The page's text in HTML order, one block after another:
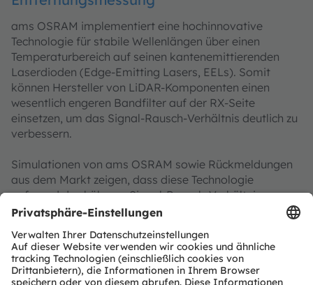
ams OSRAM implementiert eine hochinnovative
Technologie für stabile Wellenlängen über einen
Temperaturbereich auf seinen kantenemittierenden
Laserdioden (Edge-Emitting Lasers, EELs). Somit
können Hersteller von LiDAR-Komponenten einen
wesentlich engeren Bandfilter auf der RX-Seite
einsetzen, um das Signal-Rausch-Verhältnis deutlich zu
verbessern.
Simulationen von ams OSRAM sowie Rückmeldungen
aus dem Markt zeigen, dass diese Technologie
aufgrund des höheren Signal-Rausch-Verhältnisses
(Signal-to-Noise Ratio, SNR) die Reichweite um bis zu
OSRAM zeigt auf der Messe eindrucksvoll die
überlegene Stabilität im Vergleich zu herkömmlicher
Technologie.